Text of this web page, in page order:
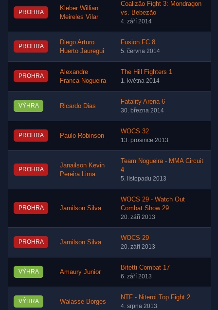
PROHRA
Kleber Willian
Meireles Vilar
Coalizão Fight 3: Mondragon
vs. Bebezão
4. září 2014
PROHRA
Diego Arturo
Huerto Jauregui
Fusion FC 8
5. června 2014
PROHRA
Alexandre
Franca Nogueira
The Hill Fighters 1
1. května 2014
VÝHRA Ricardo Dias
Fatality Arena 6
30. března 2014
PROHRA Paulo Robinson
WOCS 32
13. prosince 2013
PROHRA
Janailson Kevin
Pereira Lima
Team Nogueira - MMA Circuit
4
5. listopadu 2013
PROHRA Jamilson Silva
WOCS 29 - Watch Out
Combat Show 29
20. září 2013
PROHRA Jamilson Silva
WOCS 29
20. září 2013
VÝHRA Amaury Junior
Bitetti Combat 17
6. září 2013
VÝHRA Walasse Borges
NTF - Niteroi Top Fight 2
4. srpna 2013